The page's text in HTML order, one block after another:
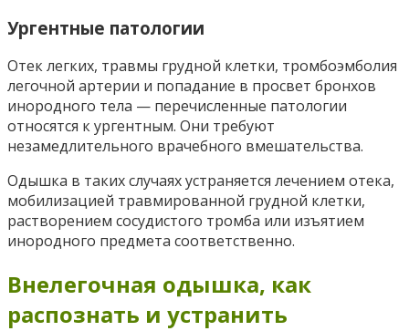
Ургентные патологии
Отек легких, травмы грудной клетки, тромбоэмболия
легочной артерии и попадание в просвет бронхов
инородного тела — перечисленные патологии
относятся к ургентным. Они требуют
незамедлительного врачебного вмешательства.
Одышка в таких случаях устраняется лечением отека,
мобилизацией травмированной грудной клетки,
растворением сосудистого тромба или изъятием
инородного предмета соответственно.
Внелегочная одышка, как
распознать и устранить